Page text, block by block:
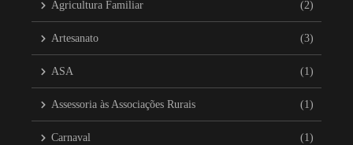
Agricultura Familiar (2)
Artesanato (3)
ASA (1)
Assessoria às Associações Rurais (1)
Carnaval (1)